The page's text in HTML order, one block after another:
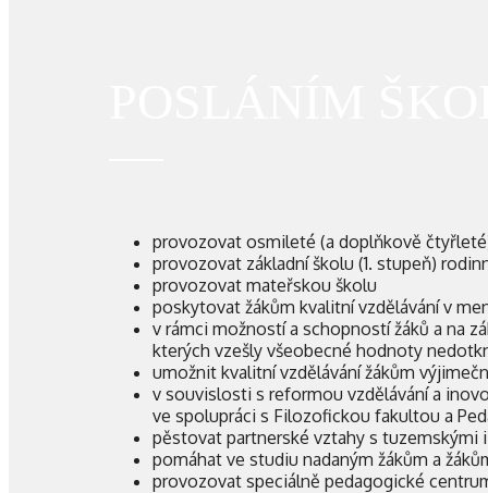
provozovat osmileté (a doplňkově
provozovat základní školu (1. stupeň)
provozovat mateřskou školu
poskytovat žákům kvalitní vzdělávání v
v rámci možností a schopností žáků a na
kterých vzešly všeobecné hodnoty
umožnit kvalitní vzdělávání žákům
v souvislosti s reformou vzdělávání a
ve spolupráci s Filozofickou fakultou a
pěstovat partnerské vztahy s tuzemskými
pomáhat ve studiu nadaným žákům a
provozovat speciálně pedagogické